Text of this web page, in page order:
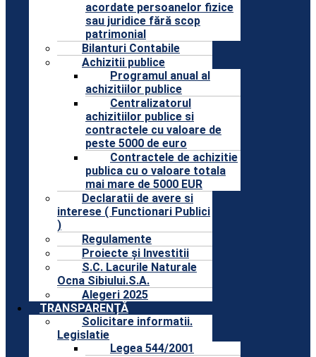
acordate persoanelor fizice
sau juridice fără scop
patrimonial
Bilanturi Contabile
Achizitii publice
Programul anual al
achizitiilor publice
Centralizatorul
achizitiilor publice si
contractele cu valoare de
peste 5000 de euro
Contractele de achizitie
publica cu o valoare totala
mai mare de 5000 EUR
Declaratii de avere si
interese ( Functionari Publici
)
Regulamente
Proiecte și Investitii
S.C. Lacurile Naturale
Ocna Sibiului.S.A.
Alegeri 2025
TRANSPARENȚĂ
Solicitare informatii.
Legislatie
Legea 544/2001